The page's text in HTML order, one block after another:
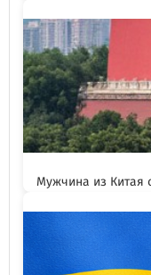
Мужчина из Китая